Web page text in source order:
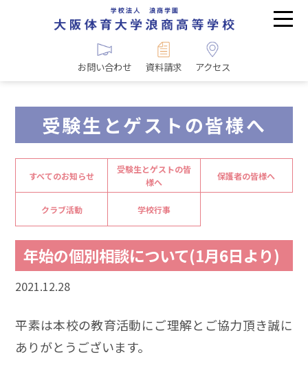
お問い合わせ 資料請求 アクセス
受験生とゲストの皆様へ
すべてのお知らせ
受験生とゲストの皆
様へ
保護者の皆様へ
クラブ活動 学校行事
年始の個別相談について(1月6日より)
2021.12.28
平素は本校の教育活動にご理解とご協力頂き誠に
ありがとうございます。